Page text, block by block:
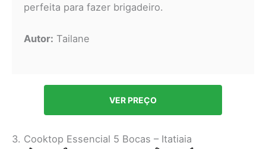
perfeita para fazer brigadeiro.
Autor: Tailane
VER PREÇO
3. Cooktop Essencial 5 Bocas – Itatiaia